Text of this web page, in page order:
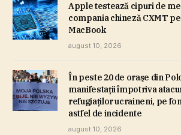
Apple testează cipuri de
compania chineză CXMT
MacBook
august 10, 2026
În peste 20 de oraşe din
manifestaţii împotriva
refugiaţilor ucraineni, pe
astfel de incidente
august 10, 2026